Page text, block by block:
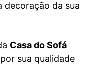
da sua
Casa do Sofá
sua qualidade